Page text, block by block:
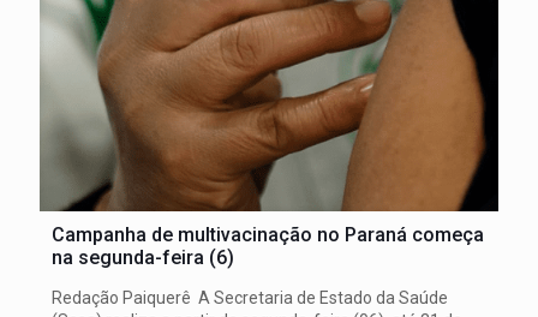
Campanha de multivacinação no Paraná começa
na segunda-feira (6)
Redação Paiquerê A Secretaria de Estado da Saúde